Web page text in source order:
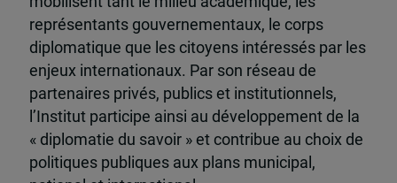
représentants gouvernementaux, le corps
diplomatique que les citoyens intéressés par les
enjeux internationaux. Par son réseau de
partenaires privés, publics et institutionnels,
l’Institut participe ainsi au développement de la
« diplomatie du savoir » et contribue au choix de
politiques publiques aux plans municipal,